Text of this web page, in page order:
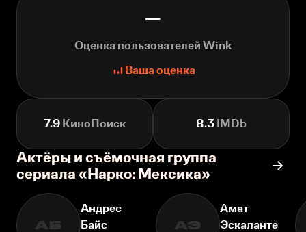
—
Оценка пользователей Wink
Ваша оценка
7.9 КиноПоиск 8.3 IMDb
Актёры и съёмочная группа
сериала «Нарко: Мексика»
АБ
Андрес
Байс
АЭ
Амат
Эскаланте